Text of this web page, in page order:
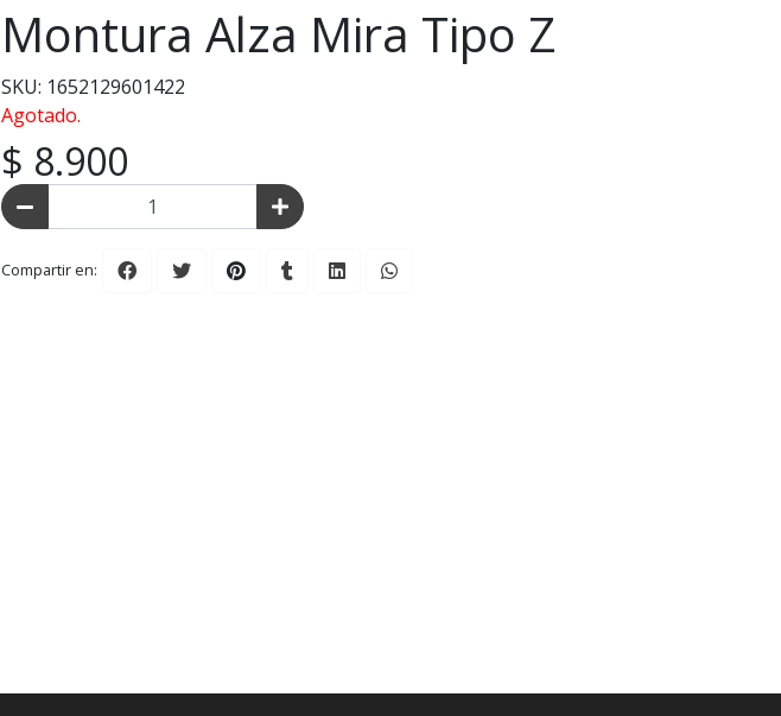
Montura Alza Mira Tipo Z
SKU: 1652129601422
Agotado.
$ 8.900
Compartir en: